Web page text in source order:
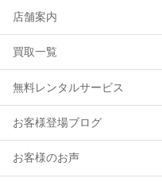
店舗案内
買取一覧
無料レンタルサービス
お客様登場ブログ
お客様のお声